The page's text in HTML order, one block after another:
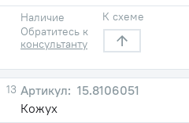
Наличие
Обратитесь к
консультанту
К схеме
13
15.8106051
Кожух